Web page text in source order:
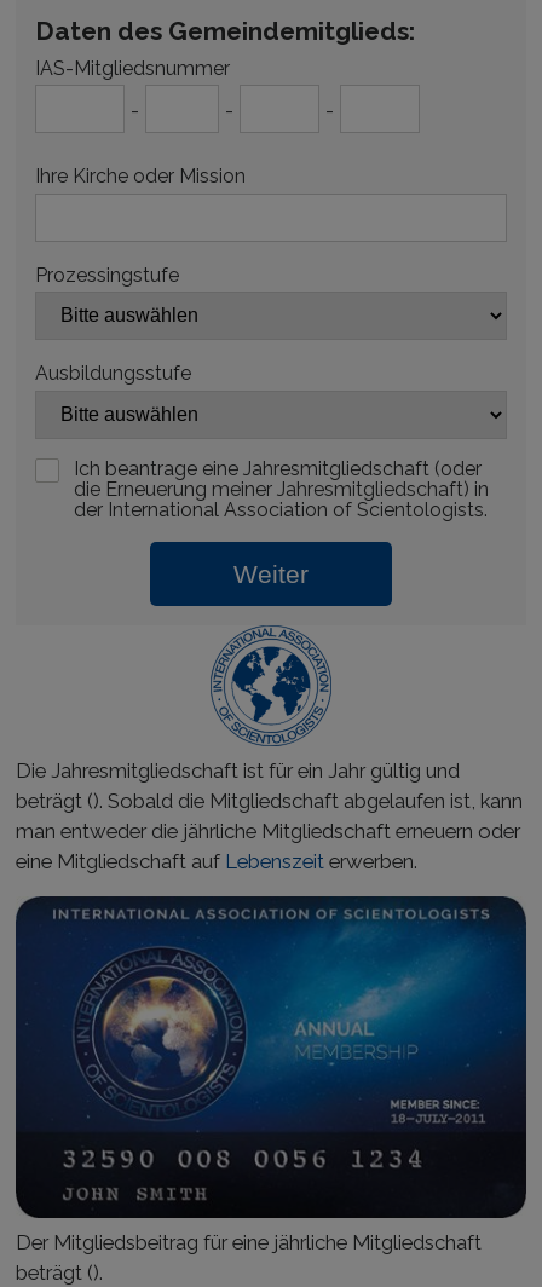
Daten des Gemeindemitglieds:
IAS-Mitgliedsnummer
-
- -
Ihre Kirche oder Mission
Prozessingstufe
Ausbildungsstufe
Ich beantrage eine Jahresmitgliedschaft (oder
die Erneuerung meiner Jahresmitgliedschaft) in
der International Association of Scientologists.
Weiter
Die Jahresmitgliedschaft ist für ein Jahr gültig und
beträgt (). Sobald die Mitgliedschaft abgelaufen ist, kann
man entweder die jährliche Mitgliedschaft erneuern oder
eine Mitgliedschaft auf Lebenszeit erwerben.
Der Mitgliedsbeitrag für eine jährliche Mitgliedschaft
beträgt ().